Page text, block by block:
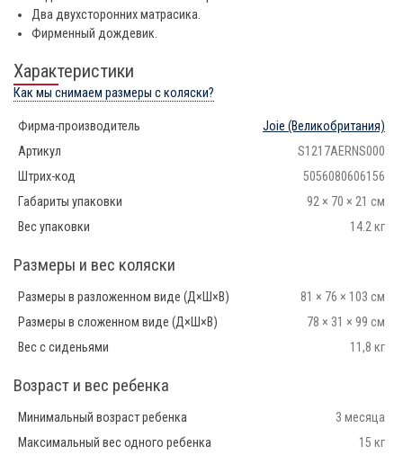
Два двухсторонних матрасика.
Фирменный дождевик.
Характеристики
Как мы снимаем размеры с коляски?
Фирма-производитель Joie (Великобритания)
Артикул
S1217AERNS000
Штрих-код
5056080606156
Габариты упаковки
92 × 70 × 21 см
Вес упаковки
14.2 кг
Размеры и вес коляски
Размеры в разложенном виде (Д×Ш×В)
81 × 76 × 103 см
Размеры в сложенном виде (Д×Ш×В)
78 × 31 × 99 см
Вес с сиденьями
11,8 кг
Возраст и вес ребенка
Минимальный возраст ребенка
3 месяца
Максимальный вес одного ребенка
15 кг